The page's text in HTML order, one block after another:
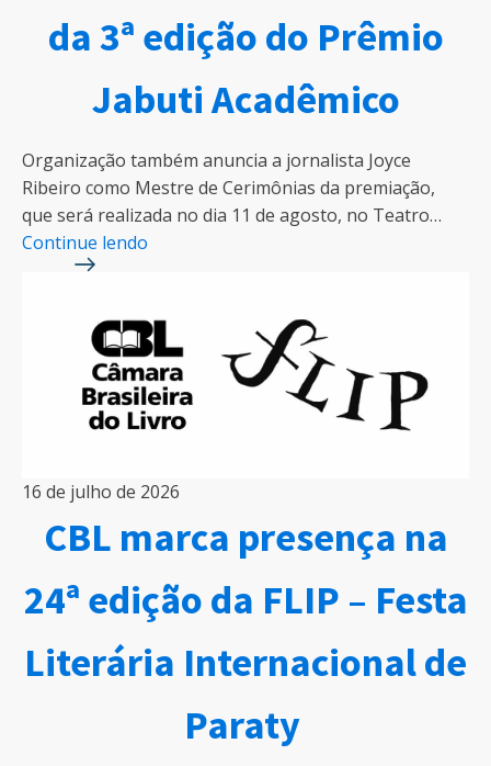
da 3ª edição do Prêmio
Jabuti Acadêmico
Organização também anuncia a jornalista Joyce
Ribeiro como Mestre de Cerimônias da premiação,
que será realizada no dia 11 de agosto, no Teatro…
Continue lendo
16 de julho de 2026
CBL marca presença na
24ª edição da FLIP – Festa
Literária Internacional de
Paraty